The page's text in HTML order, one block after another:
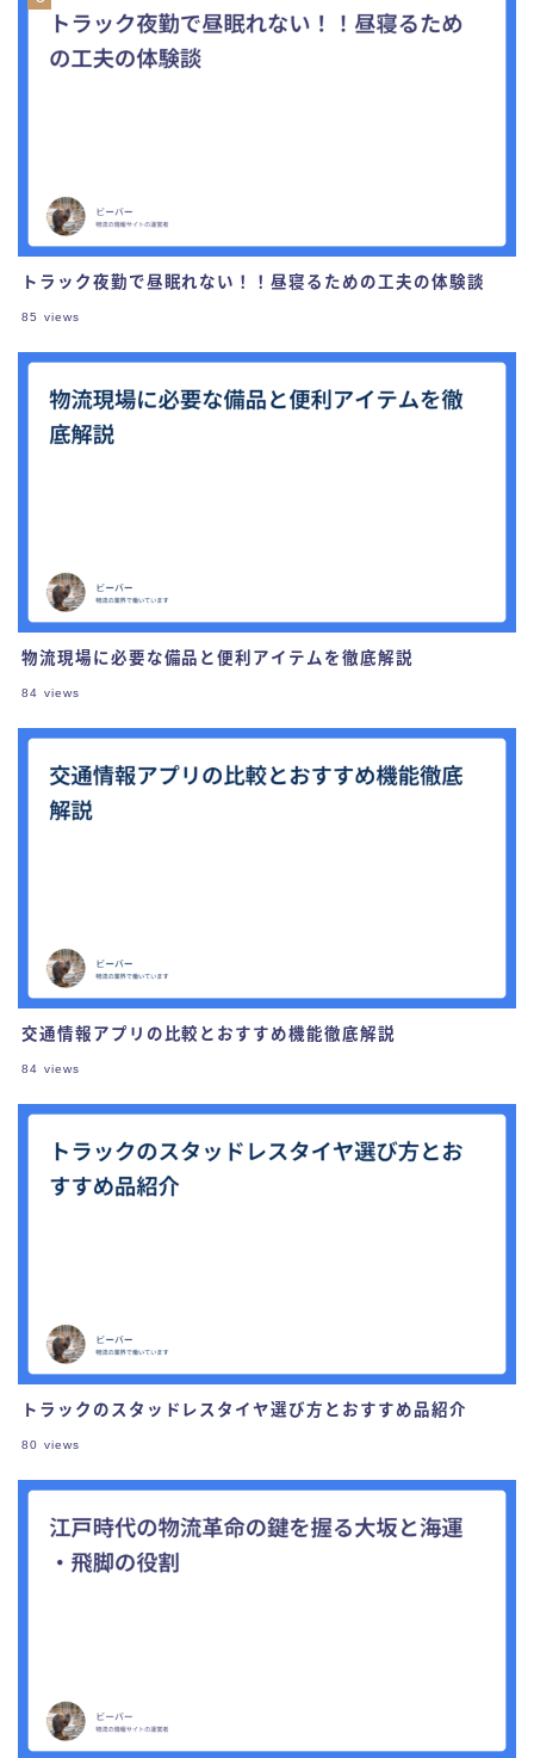
トラック夜勤で昼眠れない！！昼寝るための工夫の体験談
85 views
物流現場に必要な備品と便利アイテムを徹底解説
84 views
交通情報アプリの比較とおすすめ機能徹底解説
84 views
トラックのスタッドレスタイヤ選び方とおすすめ品紹介
80 views